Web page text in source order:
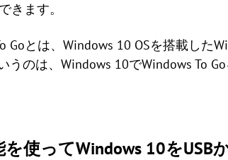
きます。
Goとは、Windows 10 OSを搭載した
うのは、Windows 10でWindows To
使ってWindows 10をUSB